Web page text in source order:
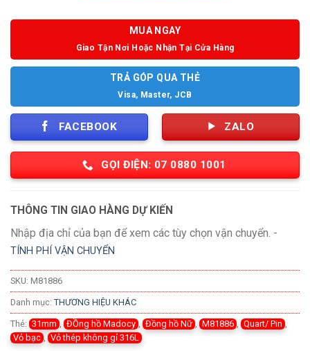
MUA NGAY
Giao Tận Nơi Hoặc Nhận Tại Cửa Hàng
TRẢ GÓP QUA THẺ
Visa, Master, JCB
FACEBOOK ZALO
GỌI ĐIỆN: 07 0880 1001
THÔNG TIN GIAO HÀNG DỰ KIẾN
Nhập địa chỉ của bạn để xem các tùy chọn vận chuyển. -
TÍNH PHÍ VẬN CHUYỂN
SKU: M81886
Danh mục: THƯƠNG HIỆU KHÁC
Thẻ: 31mm ĐỒng hồ Madocy Đồng hồ Nữ M81886 Quart/ Pin
Vỏ bạc
Vỏ thép không gỉ 316L